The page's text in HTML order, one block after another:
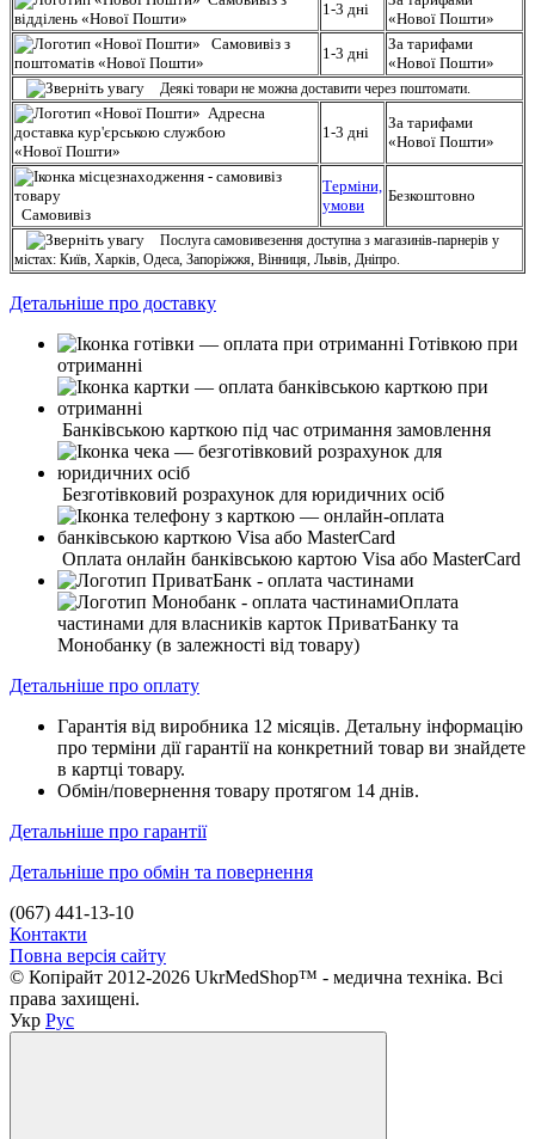
відділень «Нової Пошти»
1-3 дні
«Нової Пошти»
Самовивіз з
поштоматів «Нової Пошти»
1-3 дні
За тарифами
«Нової Пошти»
Деякі товари не можна доставити через поштомати.
Адресна
доставка кур'єрською службою
«Нової Пошти»
1-3 дні
За тарифами
«Нової Пошти»
Самовивіз
Терміни,
умови
Безкоштовно
Послуга самовивезення доступна з магазинів-парнерів у
містах: Київ, Харків, Одеса, Запоріжжя, Вінниця, Львів, Дніпро.
Детальніше про доставку
Готівкою при
отриманні
Банківською карткою під час отримання замовлення
Безготівковий розрахунок для юридичних осіб
Оплата онлайн банківською картою Visa або MasterCard
Оплата
частинами для власників карток ПриватБанку та
Монобанку (в залежності від товару)
Детальніше про оплату
Гарантія від виробника 12 місяців. Детальну інформацію
про терміни дії гарантії на конкретний товар ви знайдете
в картці товару.
Обмін/повернення товару протягом 14 днів.
Детальніше про гарантії
Детальніше про обмін та повернення
(067) 441-13-10
Контакти
Повна версія сайту
© Копірайт 2012-2026 UkrMedShop™ - медична техніка. Всі
права захищені.
Укр Рус